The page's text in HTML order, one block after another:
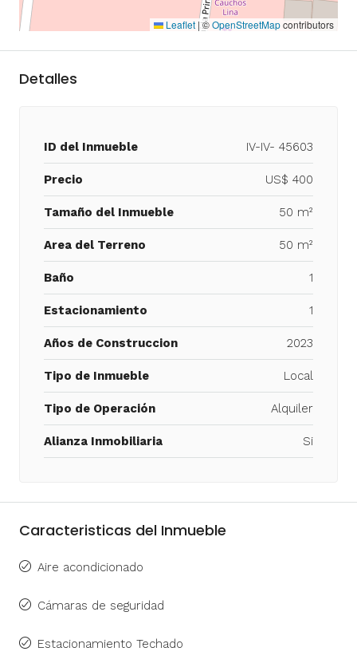
Leaflet |©OpenStreetMapcontributors
Detalles
ID del Inmueble IV-IV- 45603
Precio US$ 400
Tamaño del Inmueble 50 m²
Area del Terreno 50 m²
Baño 1
Estacionamiento 1
Años de Construccion 2023
Tipo de Inmueble Local
Tipo de Operación Alquiler
Alianza Inmobiliaria Si
Caracteristicas del Inmueble
Aire acondicionado
Cámaras de seguridad
Estacionamiento Techado